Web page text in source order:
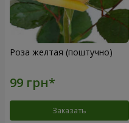
Роза желтая (поштучно)
Заказать